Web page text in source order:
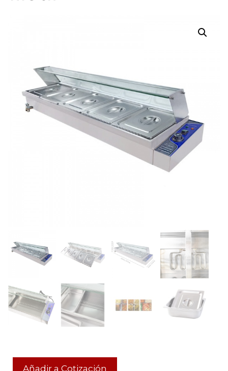
Añadir a Cotización